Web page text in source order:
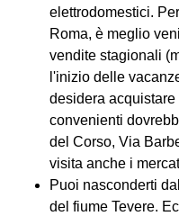
elettrodomestici.
Roma, è meglio
vendite stagionali
l'inizio delle
desidera
convenienti
del Corso, Via
visita anche i
Puoi nasconderti
del fiume Tevere.